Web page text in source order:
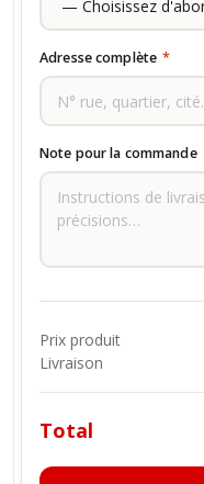
Adresse complète *
Note pour la commande
Prix produit
Livraison
Total